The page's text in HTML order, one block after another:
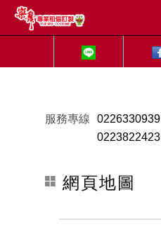
服務專線
0226330939
0223822423
網頁地圖